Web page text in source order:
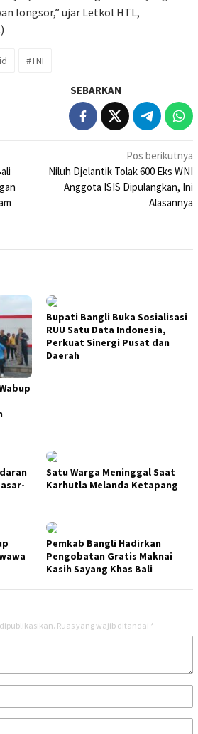
longsor,” ujar Letkol HTL,
#TNI
SEBARKAN
Pos berikutnya
Niluh Djelantik Tolak 600 Eks WNI
Anggota ISIS Dipulangkan, Ini
Alasannya
Bupati Bangli Buka Sosialisasi
RUU Satu Data Indonesia,
Perkuat Sinergi Pusat dan
Daerah
Satu Warga Meninggal Saat
Karhutla Melanda Ketapang
Pemkab Bangli Hadirkan
Pengobatan Gratis Maknai
Kasih Sayang Khas Bali
Ruas yang wajib ditandai *